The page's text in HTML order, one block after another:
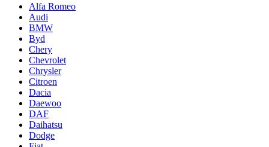
Alfa Romeo
Audi
BMW
Byd
Chery
Chevrolet
Chrysler
Citroen
Dacia
Daewoo
DAF
Daihatsu
Dodge